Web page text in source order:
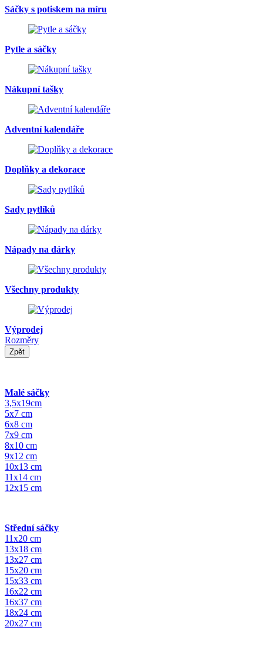
Sáčky s potiskem na míru
Pytle a sáčky
Nákupní tašky
Adventní kalendáře
Doplňky a dekorace
Sady pytlíků
Nápady na dárky
Všechny produkty
Výprodej
Rozměry
Zpět
Malé sáčky
3,5x19cm
5x7 cm
6x8 cm
7x9 cm
8x10 cm
9x12 cm
10x13 cm
11x14 cm
12x15 cm
Střední sáčky
11x20 cm
13x18 cm
13x27 cm
15x20 cm
15x33 cm
16x22 cm
16x37 cm
18x24 cm
20x27 cm